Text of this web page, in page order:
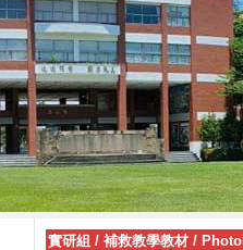
實研組 / 補救教學教材 /